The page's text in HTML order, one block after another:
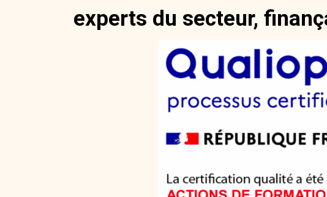
experts du secteur,